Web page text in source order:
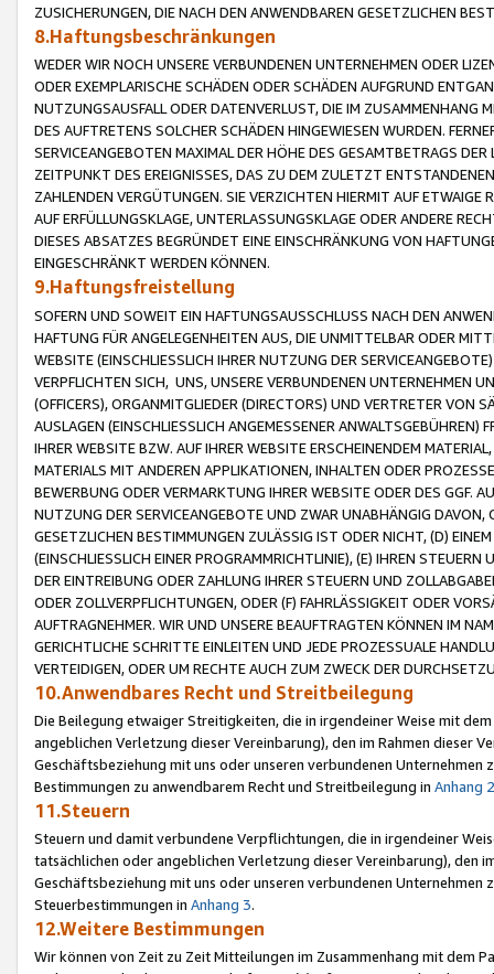
ZUSICHERUNGEN, DIE NACH DEN ANWENDBAREN GESETZLICHEN
8.Haftungsbeschränkungen
WEDER WIR NOCH UNSERE VERBUNDENEN UNTERNEHMEN ODER
ODER EXEMPLARISCHE SCHÄDEN ODER SCHÄDEN AUFGRUND
NUTZUNGSAUSFALL ODER DATENVERLUST, DIE IM ZUSAMMENHANG
DES AUFTRETENS SOLCHER SCHÄDEN HINGEWIESEN WURDEN.
SERVICEANGEBOTEN MAXIMAL DER HÖHE DES GESAMTBETRAGS
ZEITPUNKT DES EREIGNISSES, DAS ZU DEM ZULETZT
ZAHLENDEN VERGÜTUNGEN. SIE VERZICHTEN HIERMIT AUF
AUF ERFÜLLUNGSKLAGE, UNTERLASSUNGSKLAGE ODER ANDERE
DIESES ABSATZES BEGRÜNDET EINE EINSCHRÄNKUNG VON
EINGESCHRÄNKT WERDEN KÖNNEN.
9.Haftungsfreistellung
SOFERN UND SOWEIT EIN HAFTUNGSAUSSCHLUSS NACH DEN
HAFTUNG FÜR ANGELEGENHEITEN AUS, DIE UNMITTELBAR ODER
WEBSITE (EINSCHLIESSLICH IHRER NUTZUNG DER
VERPFLICHTEN SICH, UNS, UNSERE VERBUNDENEN UNTERNEHMEN
(OFFICERS), ORGANMITGLIEDER (DIRECTORS) UND VERTRETER VON
AUSLAGEN (EINSCHLIESSLICH ANGEMESSENER
IHRER WEBSITE BZW. AUF IHRER WEBSITE ERSCHEINENDEM
MATERIALS MIT ANDEREN APPLIKATIONEN, INHALTEN ODER
BEWERBUNG ODER VERMARKTUNG IHRER WEBSITE ODER DES GGF.
NUTZUNG DER SERVICEANGEBOTE UND ZWAR UNABHÄNGIG
GESETZLICHEN BESTIMMUNGEN ZULÄSSIG IST ODER NICHT, (D)
(EINSCHLIESSLICH EINER PROGRAMMRICHTLINIE), (E) IHREN
DER EINTREIBUNG ODER ZAHLUNG IHRER STEUERN UND
ODER ZOLLVERPFLICHTUNGEN, ODER (F) FAHRLÄSSIGKEIT ODER
AUFTRAGNEHMER. WIR UND UNSERE BEAUFTRAGTEN KÖNNEN IM
GERICHTLICHE SCHRITTE EINLEITEN UND JEDE PROZESSUALE
VERTEIDIGEN, ODER UM RECHTE AUCH ZUM ZWECK DER
10.Anwendbares Recht und Streitbeilegung
Die Beilegung etwaiger Streitigkeiten, die in irgendeiner Weise mit
angeblichen Verletzung dieser Vereinbarung), den im Rahmen dieser
Geschäftsbeziehung mit uns oder unseren verbundenen
Bestimmungen zu anwendbarem Recht und Streitbeilegung in Anhang 2
11.Steuern
Steuern und damit verbundene Verpflichtungen, die in irgendeiner
tatsächlichen oder angeblichen Verletzung dieser Vereinbarung), den
Geschäftsbeziehung mit uns oder unseren verbundenen
Steuerbestimmungen in Anhang 3.
12.Weitere Bestimmungen
Wir können von Zeit zu Zeit Mitteilungen im Zusammenhang mit dem